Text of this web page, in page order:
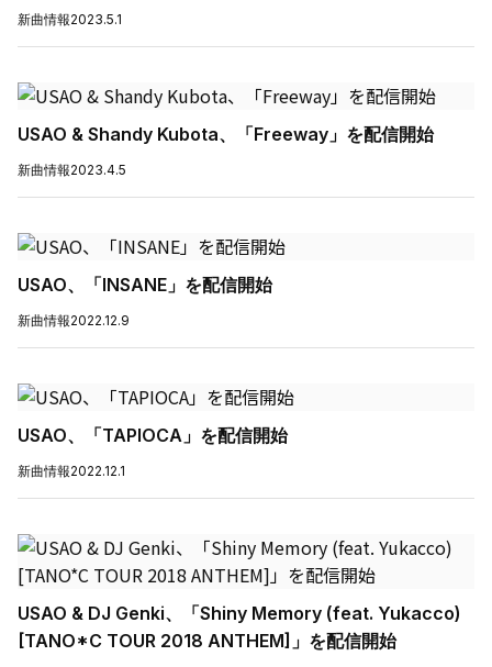
新曲情報2023.5.1
USAO & Shandy Kubota、「Freeway」を配信開始
新曲情報2023.4.5
USAO、「INSANE」を配信開始
新曲情報2022.12.9
USAO、「TAPIOCA」を配信開始
新曲情報2022.12.1
USAO & DJ Genki、「Shiny Memory (feat. Yukacco)
[TANO*C TOUR 2018 ANTHEM]」を配信開始